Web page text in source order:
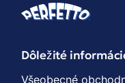
Dôležité
Všeobecné